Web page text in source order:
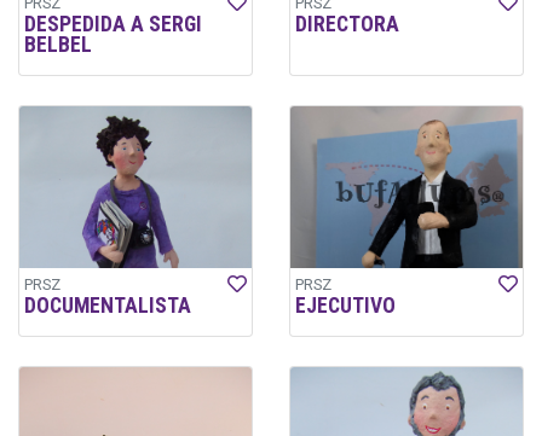
DESPEDIDA A SERGI
BELBEL
DIRECTORA
PRSZ
DOCUMENTALISTA
PRSZ
EJECUTIVO